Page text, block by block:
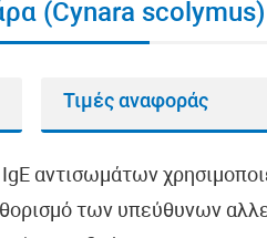
(Cynara scolymus)
Τιμές αναφοράς
αντισωμάτων
των υπεύθυνων